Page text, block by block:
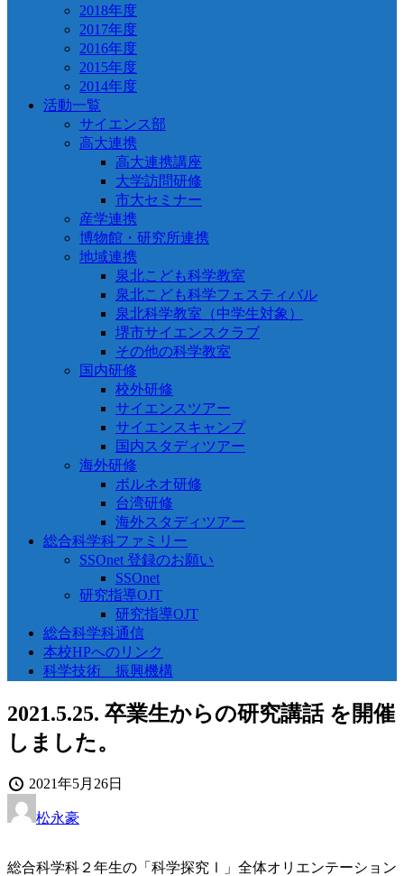
2018年度
2017年度
2016年度
2015年度
2014年度
活動一覧
サイエンス部
高大連携
高大連携講座
大学訪問研修
市大セミナー
産学連携
博物館・研究所連携
地域連携
泉北こども科学教室
泉北こども科学フェスティバル
泉北科学教室（中学生対象）
堺市サイエンスクラブ
その他の科学教室
国内研修
校外研修
サイエンスツアー
サイエンスキャンプ
国内スタディツアー
海外研修
ボルネオ研修
台湾研修
海外スタディツアー
総合科学科ファミリー
SSOnet 登録のお願い
SSOnet
研究指導OJT
研究指導OJT
総合科学科通信
本校HPへのリンク
科学技術 振興機構
2021.5.25. 卒業生からの研究講話 を開催
しました。
投
稿
日
2021年5月26日
稿
松永豪
総合科学科２年生の「科学探究Ⅰ」全体オリエンテーション